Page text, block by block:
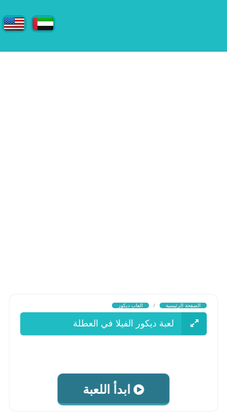
الصفحة الرئيسية / العاب ديكور
لعبة ديكور الفيلا في العطلة
ابدأ اللعبة